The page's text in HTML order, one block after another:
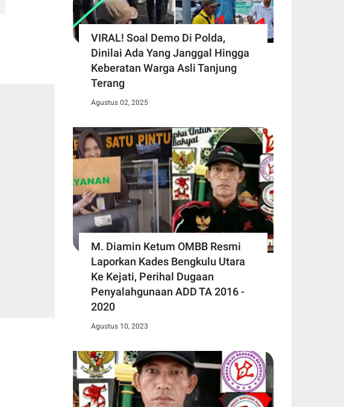
VIRAL! Soal Demo Di Polda,
Dinilai Ada Yang Janggal Hingga
Keberatan Warga Asli Tanjung
Terang
Agustus 02, 2025
M. Diamin Ketum OMBB Resmi
Laporkan Kades Bengkulu Utara
Ke Kejati, Perihal Dugaan
Penyalahgunaan ADD TA 2016 -
2020
Agustus 10, 2023